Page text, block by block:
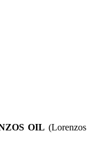
OIL (Lorenzos